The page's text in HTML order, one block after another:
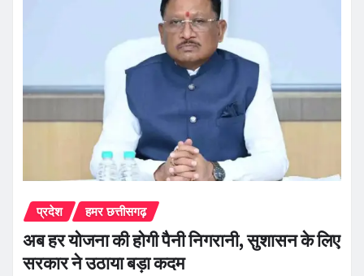
प्रदेश हमर छत्तीसगढ़
अब हर योजना की होगी पैनी निगरानी, सुशासन के लिए
सरकार ने उठाया बड़ा कदम